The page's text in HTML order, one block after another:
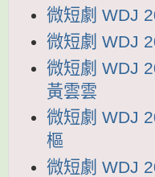
微短劇 WDJ
微短劇 WDJ
微短劇 WDJ
黃雲雲
微短劇 WDJ
樞
微短劇 WDJ